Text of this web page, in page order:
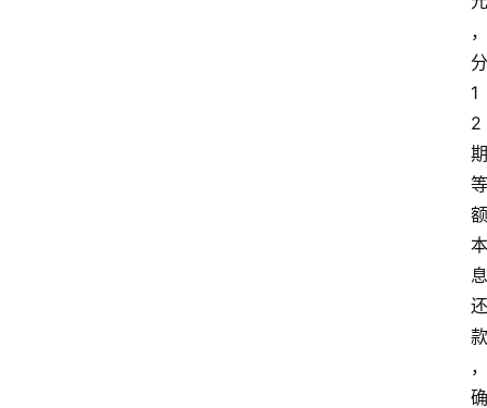
，
分
1
2
期
等
额
本
息
还
款
，
确